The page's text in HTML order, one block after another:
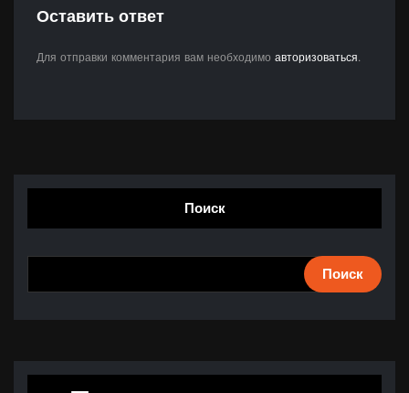
Оставить ответ
Для отправки комментария вам необходимо авторизоваться.
Поиск
Поиск